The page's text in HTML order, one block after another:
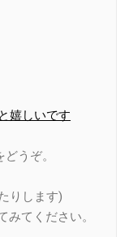
嬉しいです
どうぞ。
りします)
みてください。